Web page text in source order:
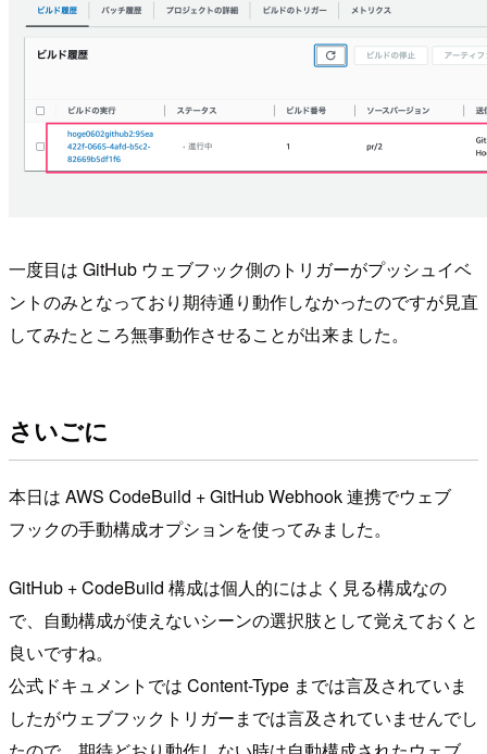
一度目は GitHub ウェブフック側のトリガーがプッシュイベ
ントのみとなっており期待通り動作しなかったのですが見直
してみたところ無事動作させることが出来ました。
さいごに
本日は AWS CodeBuild + GitHub Webhook 連携でウェブ
フックの手動構成オプションを使ってみました。
GitHub + CodeBuild 構成は個人的にはよく見る構成なの
で、自動構成が使えないシーンの選択肢として覚えておくと
良いですね。
公式ドキュメントでは Content-Type までは言及されていま
したがウェブフックトリガーまでは言及されていませんでし